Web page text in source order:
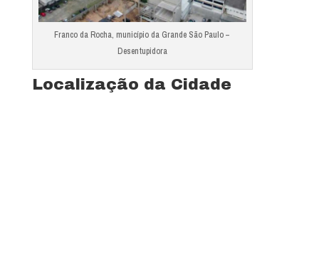
Franco da Rocha, município da Grande São Paulo –
Desentupidora
Localização da Cidade